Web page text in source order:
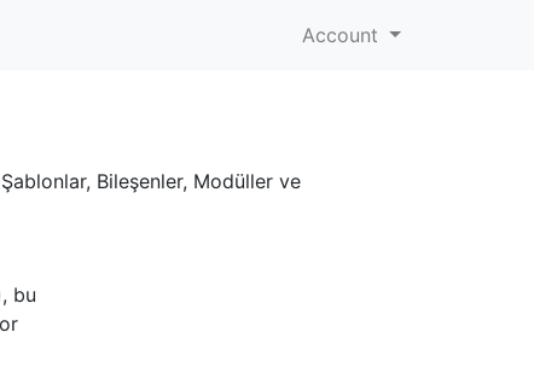
Account
Bileşenler, Modüller ve
bu